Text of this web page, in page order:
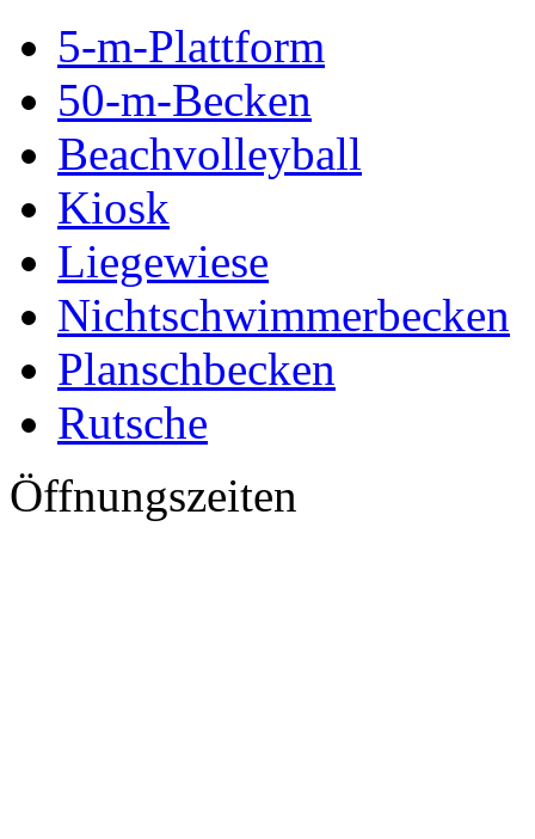
5-m-Plattform
50-m-Becken
Beachvolleyball
Kiosk
Liegewiese
Nichtschwimmerbecken
Planschbecken
Rutsche
Öffnungszeiten